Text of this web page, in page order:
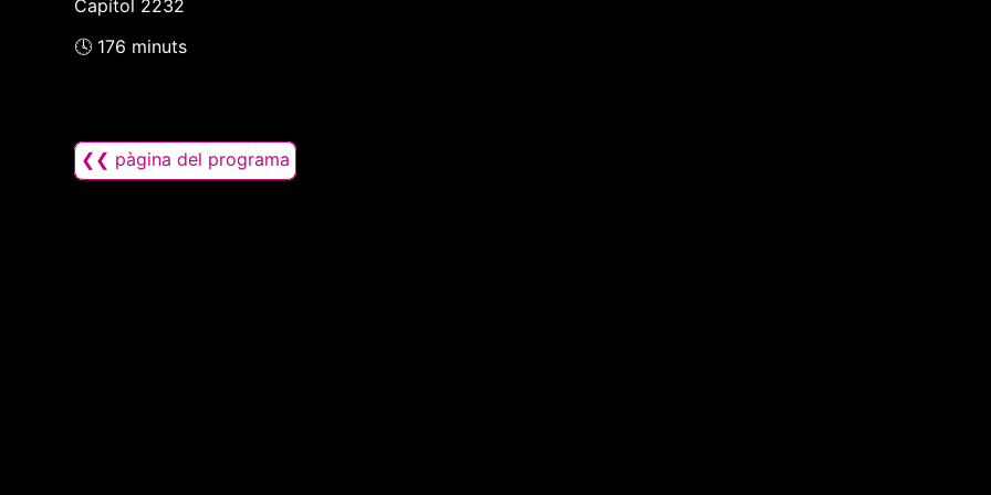
Capítol 2232
🕓 176 minuts
❮❮ pàgina del programa